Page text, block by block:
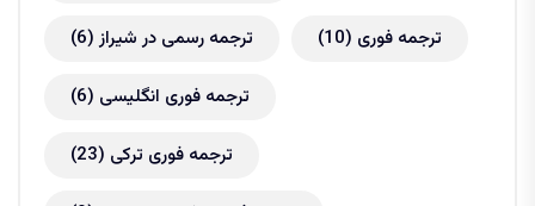
ترجمه رسمی در شیراز(6) ترجمه فوری (10)
ترجمه فوری انگلیسی (6)
ترجمه فوری ترکی (23)